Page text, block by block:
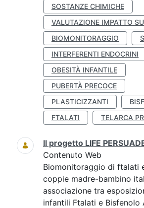
SOSTANZE CHIMICHE
VALUTAZIONE IMPATTO
BIOMONITORAGGIO
INTERFERENTI ENDOCRINI
OBESITÀ INFANTILE
PUBERTÀ PRECOCE
PLASTICIZZANTI
FTALATI
TELARCA
Il progetto LIFE
Contenuto Web
Biomonitoraggio di ftalati
coppie madre-bambino
associazione tra
infantili Ftalati e Bisfenolo